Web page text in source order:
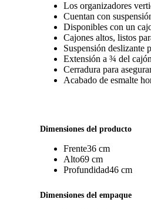
Los organizadores
Cuentan con
Disponibles con un
Cajones altos, listos
Suspensión deslizante
Extensión a ¾ del
Cerradura para
Acabado de esmalte
Dimensiones del producto
Frente36 cm
Alto69 cm
Profundidad46 cm
Dimensiones del empaque